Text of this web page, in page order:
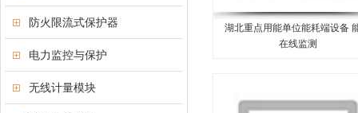
防火限流式保护器
电力监控与保护
无线计量模块
湖北重点用能单位能耗端设备
在线监测